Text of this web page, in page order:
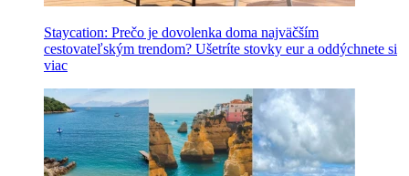
Staycation: Prečo je dovolenka doma najväčším
cestovateľským trendom? Ušetríte stovky eur a oddýchnete si
viac